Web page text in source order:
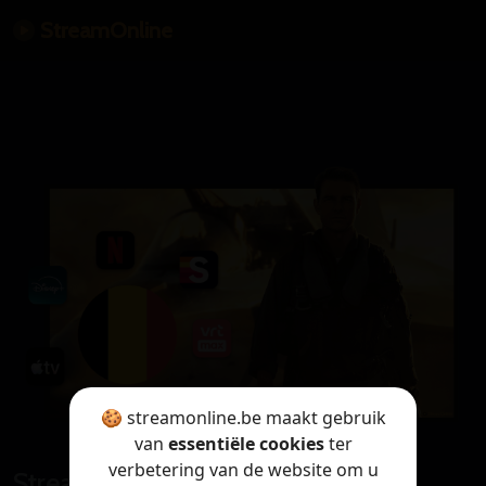
🍪 streamonline.be maakt gebruik
van essentiële cookiester
verbetering van de website om u